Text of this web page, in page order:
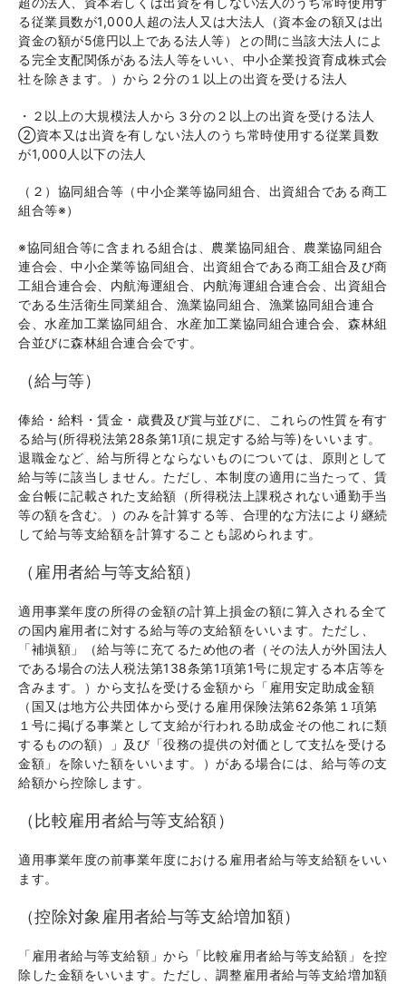
る従業員数が1,000人超の法人又は大法人（資本金の額又は出
資金の額が5億円以上である法人等）との間に当該大法人によ
る完全支配関係がある法人等をいい、中小企業投資育成株式会
社を除きます。）から２分の１以上の出資を受ける法人
・２以上の大規模法人から３分の２以上の出資を受ける法人
②資本又は出資を有しない法人のうち常時使用する従業員数
が1,000人以下の法人
（２）協同組合等（中小企業等協同組合、出資組合である商工
組合等※）
※協同組合等に含まれる組合は、農業協同組合、農業協同組合
連合会、中小企業等協同組合、出資組合である商工組合及び商
工組合連合会、内航海運組合、内航海運組合連合会、出資組合
である生活衛生同業組合、漁業協同組合、漁業協同組合連合
会、水産加工業協同組合、水産加工業協同組合連合会、森林組
合並びに森林組合連合会です。
（給与等）
俸給・給料・賃金・歳費及び賞与並びに、これらの性質を有す
る給与(所得税法第28条第1項に規定する給与等)をいいます。
退職金など、給与所得とならないものについては、原則として
給与等に該当しません。ただし、本制度の適用に当たって、賃
金台帳に記載された支給額（所得税法上課税されない通勤手当
等の額を含む。）のみを計算する等、合理的な方法により継続
して給与等支給額を計算することも認められます。
（雇用者給与等支給額）
適用事業年度の所得の金額の計算上損金の額に算入される全て
の国内雇用者に対する給与等の支給額をいいます。ただし、
「補塡額」（給与等に充てるため他の者（その法人が外国法人
である場合の法人税法第138条第1項第1号に規定する本店等を
含みます。）から支払を受ける金額から「雇用安定助成金額
（国又は地方公共団体から受ける雇用保険法第62条第１項第
１号に掲げる事業として支給が行われる助成金その他これに類
するものの額）」及び「役務の提供の対価として支払を受ける
金額」を除いた額をいいます。）がある場合には、給与等の支
給額から控除します。
（比較雇用者給与等支給額）
適用事業年度の前事業年度における雇用者給与等支給額をいい
ます。
（控除対象雇用者給与等支給増加額）
「雇用者給与等支給額」から「比較雇用者給与等支給額」を控
除した金額をいいます。ただし、調整雇用者給与等支給増加額